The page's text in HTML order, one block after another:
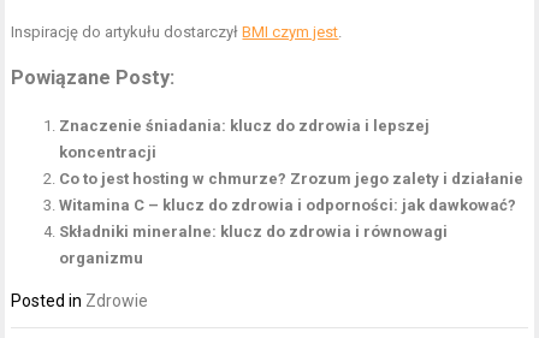
Inspirację do artykułu dostarczyłBMI czym jest.
Powiązane Posty:
Znaczenie śniadania: klucz do zdrowia i lepszej
koncentracji
Co to jest hosting w chmurze? Zrozum jego zalety i działanie
Witamina C – klucz do zdrowia i odporności: jak dawkować?
Składniki mineralne: klucz do zdrowia i równowagi
organizmu
Posted in Zdrowie